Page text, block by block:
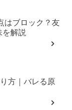
はブロック？友
を解説
方｜バレる原